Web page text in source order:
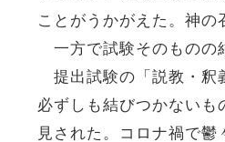
ことがうかがえた。神の
一方で試験そのものの
提出試験の「説教・釈
必ずしも結びつかないも
見された。コロナ禍で